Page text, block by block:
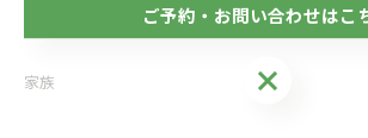
家族 ご予約・お問い合わせはこ
ご予約・お問い合わせはこ